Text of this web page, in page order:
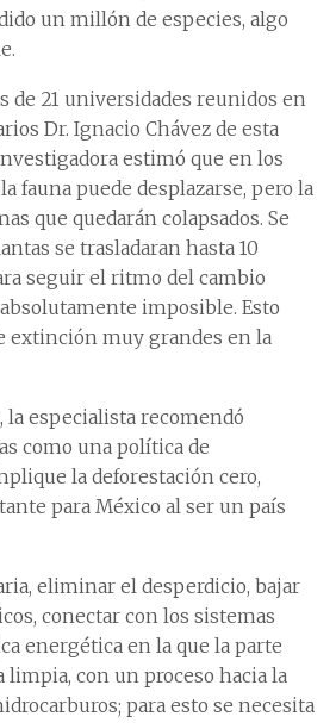
un millón de especies, algo
de 21 universidades reunidos en
Dr. Ignacio Chávez de esta
estimó que en los
fauna puede desplazarse, pero la
que quedarán colapsados. Se
se trasladaran hasta 10
seguir el ritmo del cambio
imposible. Esto
extinción muy grandes en la
la especialista recomendó
como una política de
la deforestación cero,
para México al ser un país
eliminar el desperdicio, bajar
conectar con los sistemas
energética en la que la parte
limpia, con un proceso hacia la
para esto se necesita